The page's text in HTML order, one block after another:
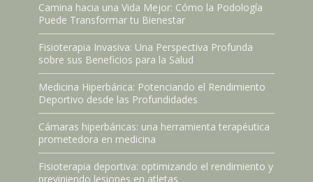
Camina hacia una Vida Mejor: Cómo la Podología
Puede Transformar tu Bienestar
Fisioterapia Invasiva: Una Perspectiva Profunda
sobre sus Beneficios para la Salud
Medicina Hiperbárica: Potenciando el Rendimiento
Deportivo desde las Profundidades
Cámaras hiperbáricas: una herramienta terapéutica
prometedora en medicina
Fisioterapia deportiva: optimizando el rendimiento y
previniendo lesiones en atletas